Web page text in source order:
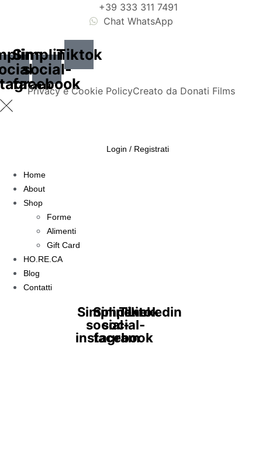
+39 333 311 7491
Chat WhatsApp
Simpline-
social-
facebook
Tiktok
Privacy e Cookie PolicyCreato da Donati Films
Login / Registrati
Home
About
Shop
Forme
Alimenti
Gift Card
HO.RE.CA
Blog
Contatti
Simpline-
social-
instagram
Simpline-
social-
facebook
Tiktok
Linkedin